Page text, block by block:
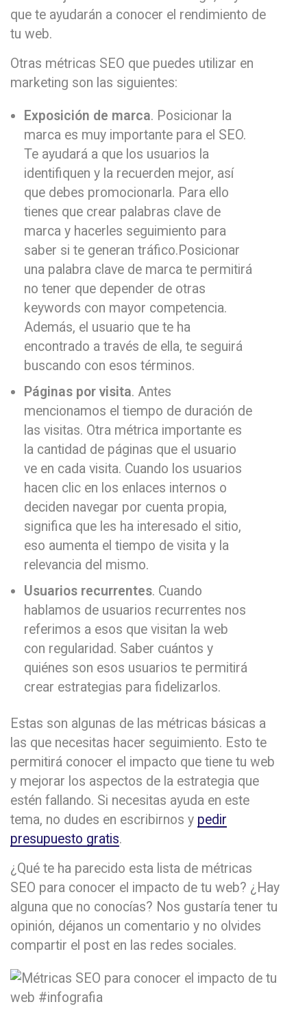
que te ayudarán a conocer el rendimiento de
tu web.
Otras métricas SEO que puedes utilizar en
marketing son las siguientes:
Exposición de marca. Posicionar la
marca es muy importante para el SEO.
Te ayudará a que los usuarios la
identifiquen y la recuerden mejor, así
que debes promocionarla. Para ello
tienes que crear palabras clave de
marca y hacerles seguimiento para
saber si te generan tráfico.Posicionar
una palabra clave de marca te permitirá
no tener que depender de otras
keywords con mayor competencia.
Además, el usuario que te ha
encontrado a través de ella, te seguirá
buscando con esos términos.
Páginas por visita. Antes
mencionamos el tiempo de duración de
las visitas. Otra métrica importante es
la cantidad de páginas que el usuario
ve en cada visita. Cuando los usuarios
hacen clic en los enlaces internos o
deciden navegar por cuenta propia,
significa que les ha interesado el sitio,
eso aumenta el tiempo de visita y la
relevancia del mismo.
Usuarios recurrentes. Cuando
hablamos de usuarios recurrentes nos
referimos a esos que visitan la web
con regularidad. Saber cuántos y
quiénes son esos usuarios te permitirá
crear estrategias para fidelizarlos.
Estas son algunas de las métricas básicas a
las que necesitas hacer seguimiento. Esto te
permitirá conocer el impacto que tiene tu web
y mejorar los aspectos de la estrategia que
estén fallando. Si necesitas ayuda en este
tema, no dudes en escribirnos y pedir
presupuesto gratis.
¿Qué te ha parecido esta lista de métricas
SEO para conocer el impacto de tu web? ¿Hay
alguna que no conocías? Nos gustaría tener tu
opinión, déjanos un comentario y no olvides
compartir el post en las redes sociales.